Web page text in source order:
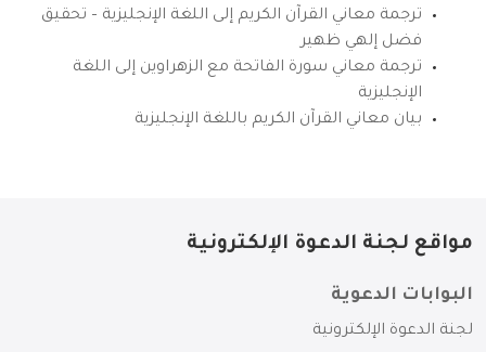
ترجمة معاني القرآن الكريم إلى اللغة الإنجليزية – تحقيق
فضل إلهي ظهير
ترجمة معاني سورة الفاتحة مع الزهراوين إلى اللغة
الإنجليزية
بيان معاني القرآن الكريم باللغة الإنجليزية
مواقع لجنة الدعوة الإلكترونية
البوابات الدعوية
لجنة الدعوة الإلكترونية